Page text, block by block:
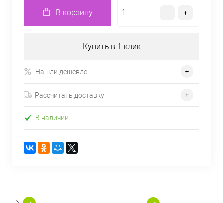
В корзину
Купить в 1 клик
Нашли дешевле
Рассчитать доставку
В наличии